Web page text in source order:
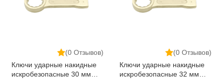
(0 Отзывов)
Ключи ударные накидные
искробезопасные 30 мм
(0 Отзывов)
Ключи ударные накидные
искробезопасные 32 мм